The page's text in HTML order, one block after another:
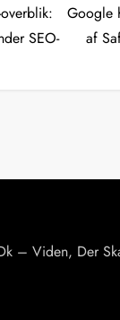
SEO-
Google
af
– Viden, Der